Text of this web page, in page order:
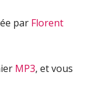
par Florent
MP3, et vous